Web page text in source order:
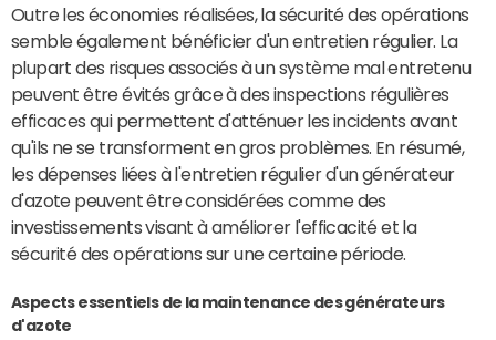
Outre les économies réalisées, la sécurité des opérations
semble également bénéficier d'un entretien régulier. La
plupart des risques associés à un système mal entretenu
peuvent être évités grâce à des inspections régulières
efficaces qui permettent d'atténuer les incidents avant
qu'ils ne se transforment en gros problèmes. En résumé,
les dépenses liées à l'entretien régulier d'un générateur
d'azote peuvent être considérées comme des
investissements visant à améliorer l'efficacité et la
sécurité des opérations sur une certaine période.
Aspects essentiels de la maintenance des générateurs
d'azote